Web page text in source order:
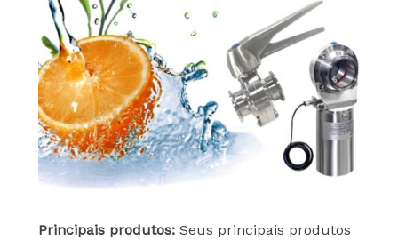
Principais produtos:Seus principais produtos